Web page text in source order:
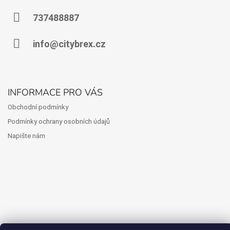
T
HLEDAT
737488887
info@citybrex.cz
INFORMACE PRO VÁS
Obchodní podmínky
Podmínky ochrany osobních údajů
Napište nám